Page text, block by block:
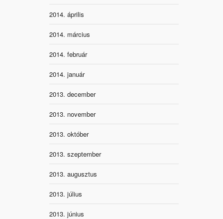
2014. április
2014. március
2014. február
2014. január
2013. december
2013. november
2013. október
2013. szeptember
2013. augusztus
2013. július
2013. június